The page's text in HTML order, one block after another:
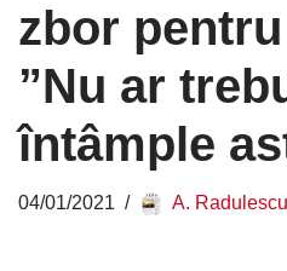
zbor
”Nu ar
întâmple
04/01/2021 A. Radulescu